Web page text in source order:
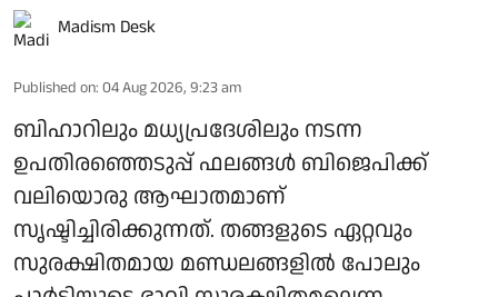
Madism Desk
Published on: 04 Aug 2026, 9:23 am
ബിഹാറിലും മധ്യപ്രദേശിലും നടന്ന
ഉപതിരഞ്ഞെടുപ്പ് ഫലങ്ങള്‍ ബിജെപിക്ക്
വലിയൊരു ആഘാതമാണ്
സൃഷ്ടിച്ചിരിക്കുന്നത്. തങ്ങളുടെ ഏറ്റവും
സുരക്ഷിതമായ മണ്ഡലങ്ങളില്‍ പോലും